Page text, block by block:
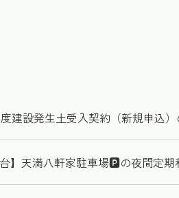
建設発生土受入契約（新規申込
台】天満八軒家駐車場🅿️の夜間定